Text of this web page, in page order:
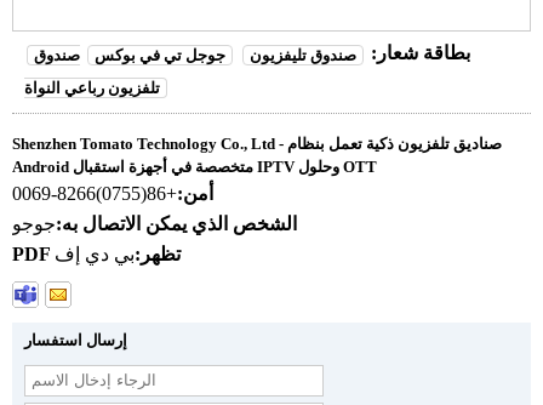
بطاقة شعار: صندوق تليفزيون جوجل تي في بوكس
صندوق
تلفزيون رباعي النواة
Shenzhen Tomato Technology Co., Ltd - صناديق تلفزيون ذكية تعمل بنظام
Android متخصصة في أجهزة استقبال IPTV وحلول OTT
أمن:+86(0755)8266-0069
الشخص الذي يمكن الاتصال به:جوجو
PDF تظهر:بي دي إف
إرسال استفسار